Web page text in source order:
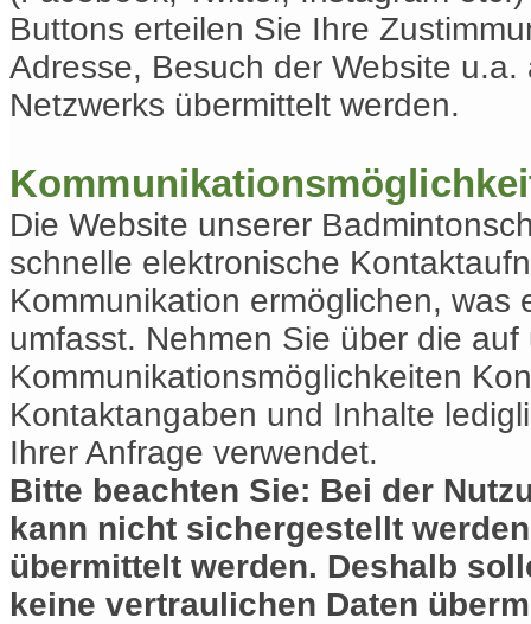
Buttons erteilen Sie Ihre
Adresse, Besuch der Website
Netzwerks übermittelt werden.
Die Website unserer
schnelle elektronische
Kommunikation ermöglichen,
umfasst. Nehmen Sie über die
Kommunikationsmöglichkeiten
Kontaktangaben und Inhalte
Ihrer Anfrage verwendet.
Bitte beachten Sie: Bei der
kann nicht sichergestellt
übermittelt werden. Deshalb
keine vertraulichen Daten